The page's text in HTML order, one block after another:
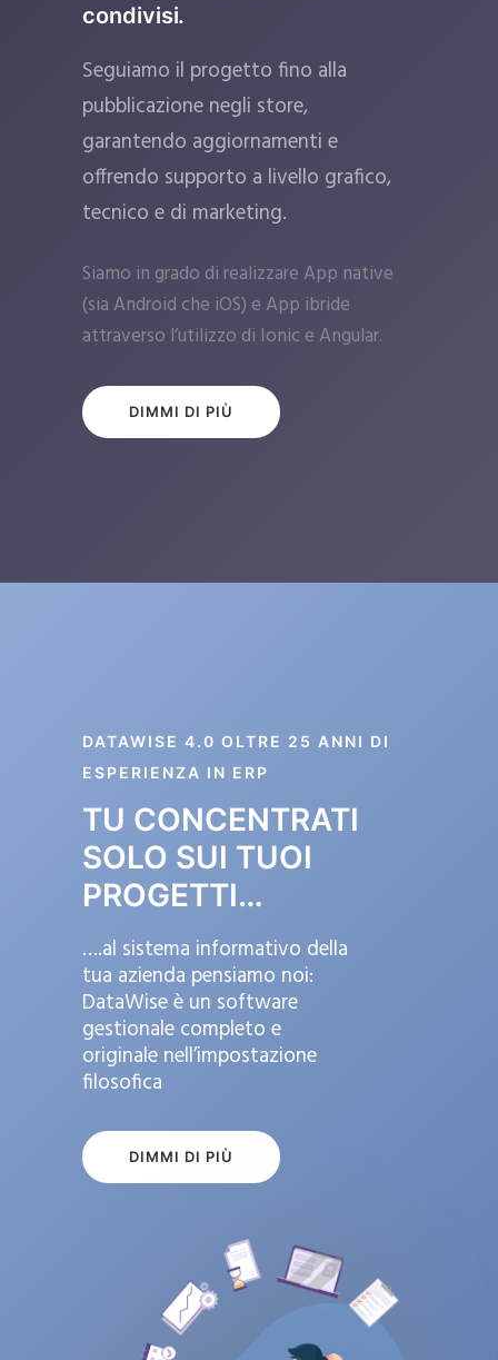
condivisi.
Seguiamo il progetto fino alla
pubblicazione negli store,
garantendo aggiornamenti e
offrendo supporto a livello grafico,
tecnico e di marketing.
Siamo in grado di realizzare App native
(sia Android che iOS) e App ibride
attraverso l’utilizzo di Ionic e Angular.
DIMMI DI PIÙ
DATAWISE 4.0 OLTRE 25 ANNI DI
ESPERIENZA IN ERP
TU CONCENTRATI
SOLO SUI TUOI
PROGETTI…
….al sistema informativo della
tua azienda pensiamo noi:
DataWise è un software
gestionale completo e
originale nell’impostazione
filosofica
DIMMI DI PIÙ